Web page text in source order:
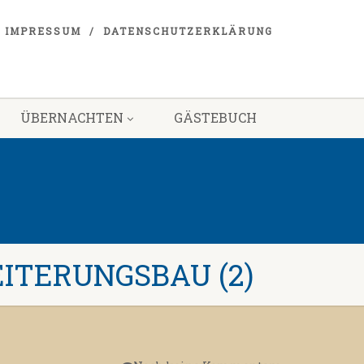
IMPRESSUM DATENSCHUTZERKLÄRUNG
ÜBERNACHTEN GÄSTEBUCH
(2)